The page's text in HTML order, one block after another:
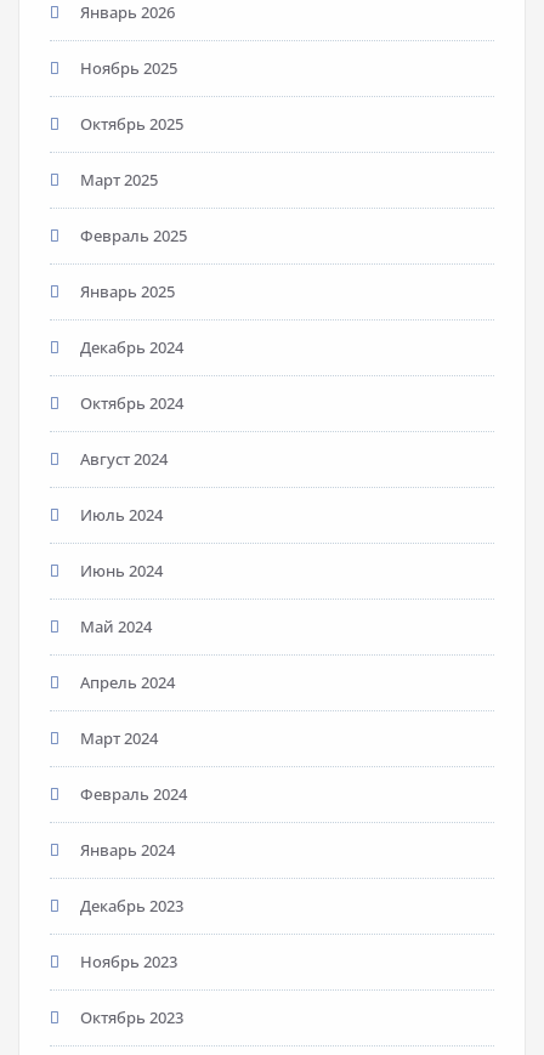
Январь 2026
Ноябрь 2025
Октябрь 2025
Март 2025
Февраль 2025
Январь 2025
Декабрь 2024
Октябрь 2024
Август 2024
Июль 2024
Июнь 2024
Май 2024
Апрель 2024
Март 2024
Февраль 2024
Январь 2024
Декабрь 2023
Ноябрь 2023
Октябрь 2023